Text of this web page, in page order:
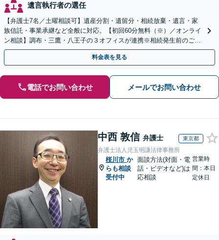
遺言執行者の選任
【弁護士7名／土曜相談可】遺産分割・遺留分・相続放棄・遺言・家
族信託・事業承継など全般に対応。【初回60分無料（※）／オンライ
ン相談】調布・三鷹・八王子の３オフィスが連携※相続発生前のご相
談など有料相談になるものもございます。
料金表を見る
電話でお問い合わせ メールでお問い合わせ
中西 敦信 弁護士 東京都
弁護士法人児玉明謙法律事務所
桜川市 か
らも相談
受付中
面談方法(対面・電
話・ビデオなど)は
応相談
営業時
間：本日
定休日